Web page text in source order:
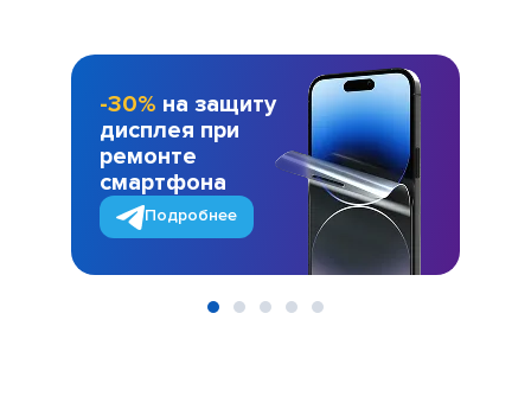
-30% на защиту
дисплея при
ремонте
смартфона
Подробнее